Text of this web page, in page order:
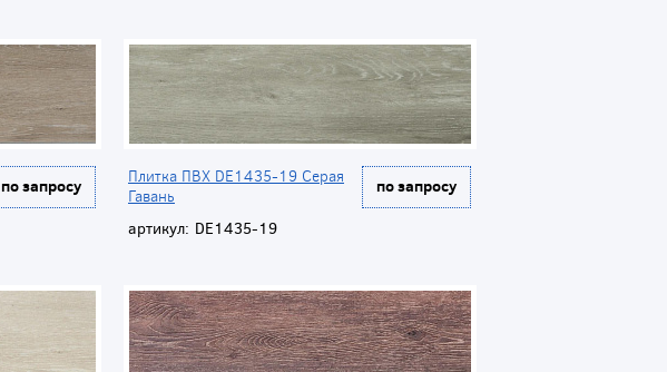
по запросу
Плитка ПВХ DE1435-19 Серая
Гавань
по запросу
артикул: DE1435-19